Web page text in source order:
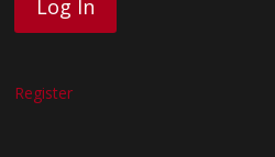
Register